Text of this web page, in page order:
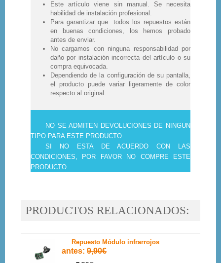
Este artículo viene sin manual. Se necesita
habilidad de instalación profesional.
Para garantizar que todos los repuestos están
en buenas condiciones, los hemos probado
antes de enviar.
No cargamos con ninguna responsabilidad por
daño por instalación incorrecta del artículo o su
compra equivocada.
Dependiendo de la configuración de su pantalla,
el producto puede variar ligeramente de color
respecto al original.
NO SE ADMITEN DEVOLUCIONES DE NINGUN
TIPO PARA ESTE PRODUCTO
SI NO ESTA DE ACUERDO CON LAS
CONDICIONES, POR FAVOR NO COMPRE ESTE
PRODUCTO
PRODUCTOS RELACIONADOS:
Repuesto Módulo infrarrojos
antes: 9,90€